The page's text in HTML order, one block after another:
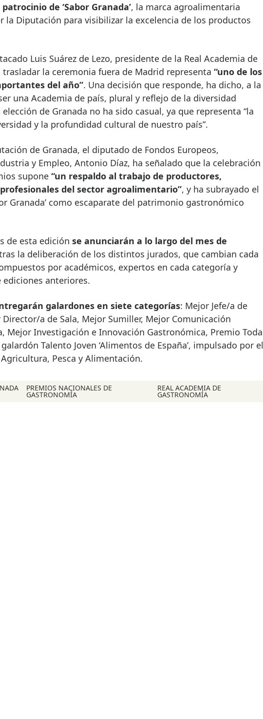
de ‘Sabor Granada’, la marca agroalimentaria
la Diputación para visibilizar la excelencia de los productos
Luis Suárez de Lezo, presidente de la Real Academia de
la ceremonia fuera de Madrid representa “uno de los
del año”. Una decisión que responde, ha dicho, a la
una Academia de país, plural y reflejo de la diversidad
de Granada no ha sido casual, ya que representa “la
y la profundidad cultural de nuestro país”.
de Granada, el diputado de Fondos Europeos,
y Empleo, Antonio Díaz, ha señalado que la celebración
supone“un respaldo al trabajo de productores,
del sector agroalimentario”, y ha subrayado el
Granada’ como escaparate del patrimonio gastronómico
de esta edición se anunciarán a lo largo del mes de
la deliberación de los distintos jurados, que cambian cada
por académicos, expertos en cada categoría y
ediciones anteriores.
galardones en siete categorías: Mejor Jefe/a de
Director/a de Sala, Mejor Sumiller, Mejor Comunicación
Mejor Investigación e Innovación Gastronómica, Premio Toda
Talento Joven ‘Alimentos de España’, impulsado por el
Pesca y Alimentación.
PREMIOS NACIONALES DE
GASTRONOMÍA
REAL ACADEMIA DE
GASTRONOMÍA